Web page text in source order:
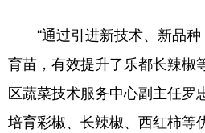
“通过引进新技术、新品种
育苗，有效提升了乐都长辣椒
区蔬菜技术服务中心副主任罗
培育彩椒、长辣椒、西红柿等